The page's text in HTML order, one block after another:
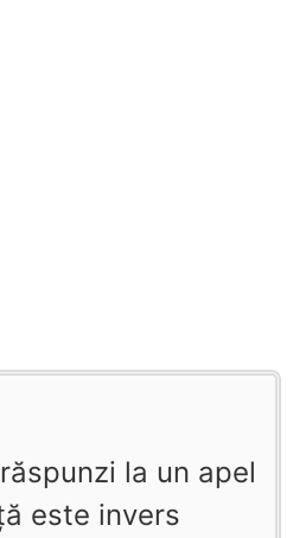
la un apel
este invers